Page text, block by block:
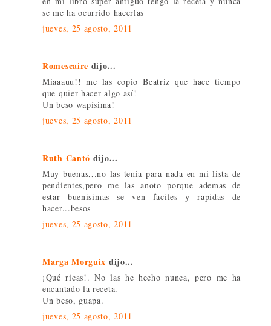
se me ha ocurrido hacerlas
jueves, 25 agosto, 2011
Romescaire dijo...
Miaaauu!! me las copio Beatriz que hace tiempo
que quier hacer algo así!
Un beso wapísima!
jueves, 25 agosto, 2011
Ruth Cantó dijo...
Muy buenas,,.no las tenia para nada en mi lista de
pendientes,pero me las anoto porque ademas de
estar buenisimas se ven faciles y rapidas de
hacer...besos
jueves, 25 agosto, 2011
Marga Morguix dijo...
¡Qué ricas!. No las he hecho nunca, pero me ha
encantado la receta.
Un beso, guapa.
jueves, 25 agosto, 2011